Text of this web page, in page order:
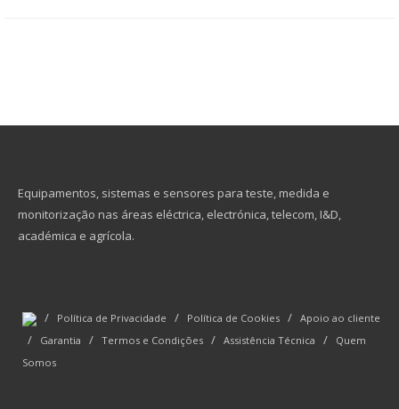
Equipamentos, sistemas e sensores para teste, medida e
monitorização nas áreas eléctrica, electrónica, telecom, I&D,
académica e agrícola.
/ Política de Privacidade / Política de Cookies / Apoio ao cliente
/ Garantia / Termos e Condições / Assistência Técnica /
Quem
Somos